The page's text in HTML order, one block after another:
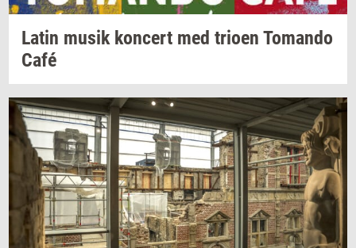
Latin musik kon­cert med trio­en To­man­do
Café